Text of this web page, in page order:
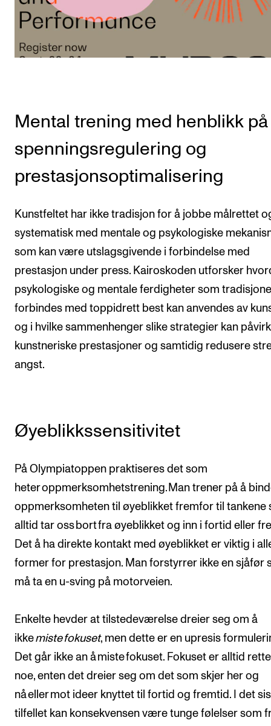
Mental trening med henblikk på
spenningsregulering og
prestasjonsoptimalisering
Kunstfeltet har ikke tradisjon for å jobbe målrettet
systematisk med mentale og psykologiske
som kan være utslagsgivende i forbindelse med
prestasjon under press. Kairoskoden utforsker
psykologiske og mentale ferdigheter som
forbindes med toppidrett best kan anvendes av
og i hvilke sammenhenger slike strategier kan
kunstneriske prestasjoner og samtidig redusere
angst.
Øyeblikkssensitivitet
På Olympiatoppen praktiseres det som
heter oppmerksomhetstrening. Man trener på å
oppmerksomheten til øyeblikket fremfor til tankene
alltid tar oss bort fra øyeblikket og inn i fortid eller
Det å ha direkte kontakt med øyeblikket er viktig i
former for prestasjon. Man forstyrrer ikke en sjåfør
må ta en u-sving på motorveien.
Enkelte hevder at tilstedeværelse dreier seg om å
ikkemiste fokuset, men dette er en upresis
Det går ikke an å miste fokuset. Fokuset er alltid
noe, enten det dreier seg om det som skjer her og
nå eller mot ideer knyttet til fortid og fremtid. I det
tilfellet kan konsekvensen være tunge følelser som